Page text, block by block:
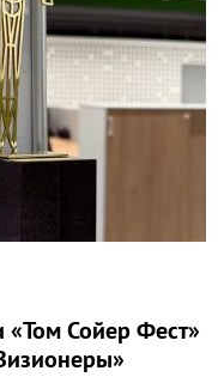
Сойер Фест»